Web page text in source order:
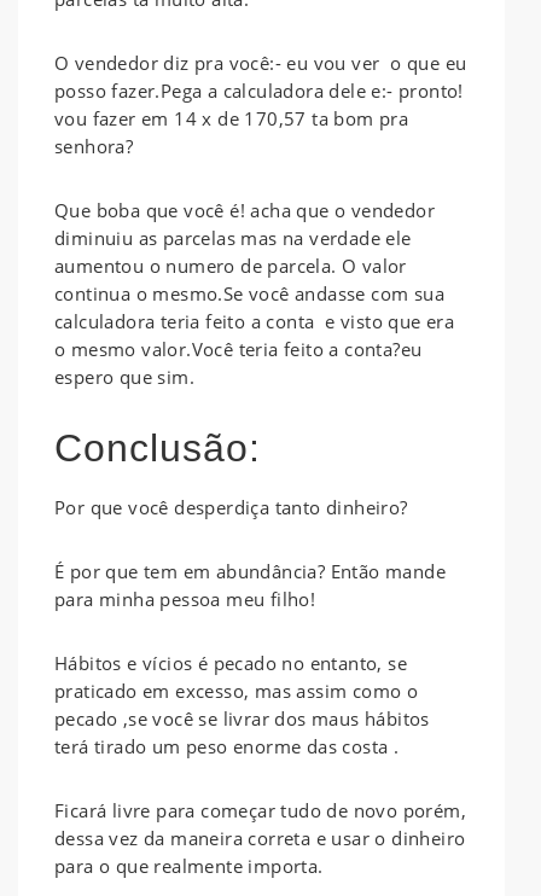
O vendedor diz pra você:- eu vou ver o que eu
posso fazer.Pega a calculadora dele e:- pronto!
vou fazer em 14 x de 170,57 ta bom pra
senhora?
Que boba que você é! acha que o vendedor
diminuiu as parcelas mas na verdade ele
aumentou o numero de parcela. O valor
continua o mesmo.Se você andasse com sua
calculadora teria feito a conta e visto que era
o mesmo valor.Você teria feito a conta?eu
espero que sim.
Conclusão:
Por que você desperdiça tanto dinheiro?
É por que tem em abundância? Então mande
para minha pessoa meu filho!
Hábitos e vícios é pecado no entanto, se
praticado em excesso, mas assim como o
pecado ,se você se livrar dos maus hábitos
terá tirado um peso enorme das costa .
Ficará livre para começar tudo de novo porém,
dessa vez da maneira correta e usar o dinheiro
para o que realmente importa.